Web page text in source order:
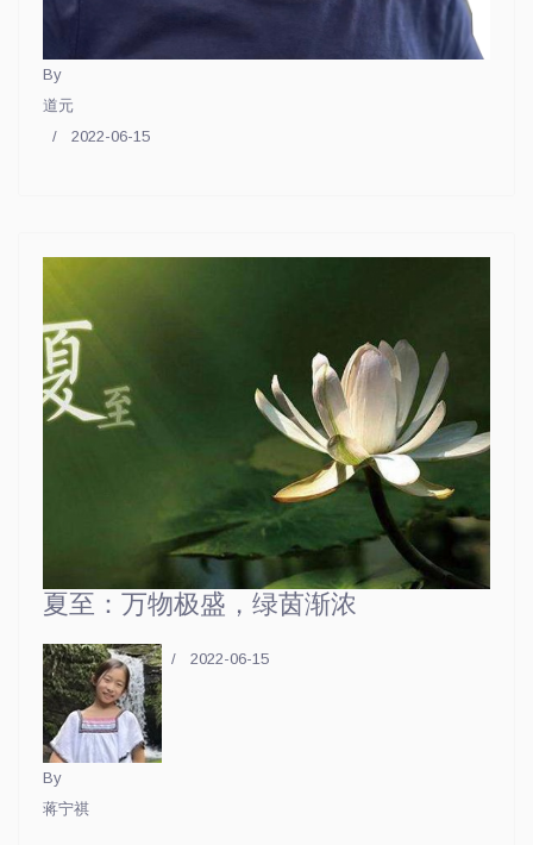
By
道元
2022-06-15
夏至：万物极盛，绿茵渐浓
By
蒋宁祺
2022-06-15